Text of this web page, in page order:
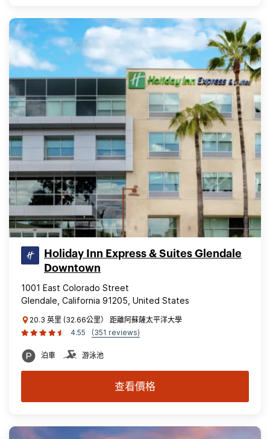
Holiday Inn Express & Suites Glendale
Downtown
1001 East Colorado Street
Glendale, California 91205, United States
20.3 英里 (32.66公里） 距離阿蘇薩太平洋大學
4.55
(351 reviews)
泊車 游泳池
查看價格